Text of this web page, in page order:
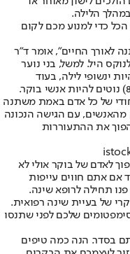
הלילה.
כדי למנוע מכם לקום
לאורך החיים", אומר ד"ר
היל. למשל, בני נוער
15 עד 25) נוטים להיות ינשופי לילה, בעוד
שאנשים מבוגרים יותר (בין הגילאים 70 ל-80) נוטים להיות אנשי בוקר.
של כל אדם באמת משתנה
עם הגישה הנכונה
את ההתעוררות
לאדם של בוקר אולי לא
אם אתם חווים עייפות
תחילה לרופא שינה.
של בעיית שינה רפואית.
שלכם לפני שתנסו
בסדר. הנה כמה טיפים